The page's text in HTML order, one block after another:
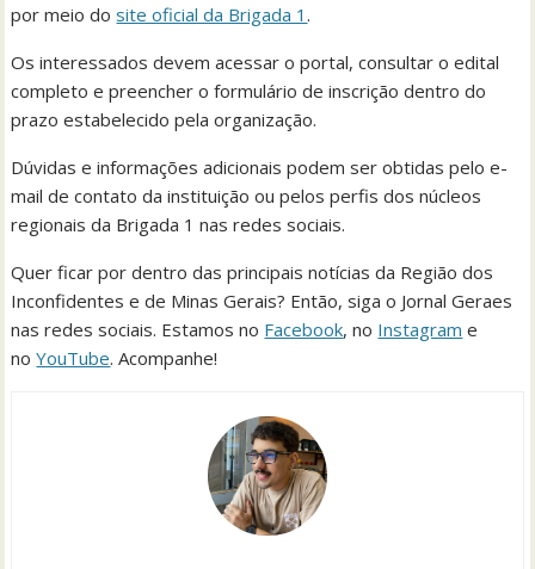
por meio dosite oficial da Brigada 1 .
Os interessados devem acessar o portal, consultar o edital
completo e preencher o formulário de inscrição dentro do
prazo estabelecido pela organização.
Dúvidas e informações adicionais podem ser obtidas pelo e-
mail de contato da instituição ou pelos perfis dos núcleos
regionais da Brigada 1 nas redes sociais.
Quer ficar por dentro das principais notícias da Região dos
Inconfidentes e de Minas Gerais? Então, siga o Jornal Geraes
nas redes sociais. Estamos no Facebook, no Instagram e
noYouTube. Acompanhe!